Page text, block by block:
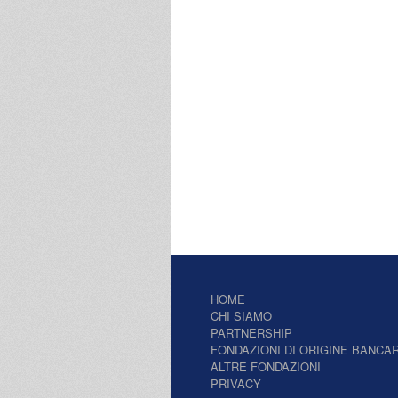
HOME
CHI SIAMO
PARTNERSHIP
FONDAZIONI DI ORIGINE
ALTRE FONDAZIONI
PRIVACY